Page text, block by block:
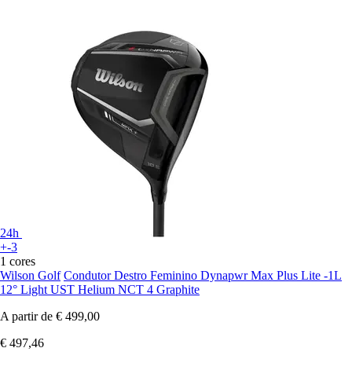
24h
+-3
1 cores
Wilson Golf Condutor Destro Feminino Dynapwr Max Plus Lite -1L
12° Light UST Helium NCT 4 Graphite
A partir de € 499,00
€ 497,46